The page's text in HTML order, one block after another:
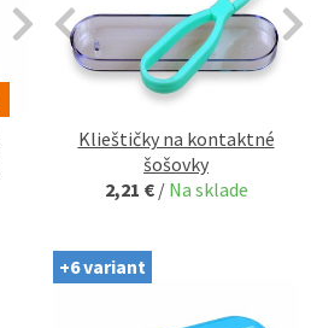
Klieštičky na kontaktné
šošovky
2,21 € / Na sklade
+6 variant